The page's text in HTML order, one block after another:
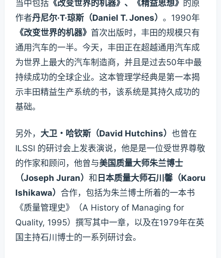
当中包括 《改变世界的机器》、《精益思想》 的原
作者丹尼尔·T·琼斯（Daniel T. Jones） 。1990年
《改变世界的机器》 首次出版时，丰田的规模只有
通用汽车的一半。今天，丰田正在超越通用汽车成
为世界上最大的汽车制造商，并且是过去50年中最
持续成功的全球企业。这本管理学经典是第一本揭
示丰田精益生产系统的书，该系统是其持久成功的
基础。
另外， 大卫・哈钦斯（David Hutchins） 也曾在
ILSSI 的研讨会上发表演说，他是是一位受世界尊敬
的作家和顾问，他曾与美国质量大师朱兰博士
（Joseph Juran） 和 日本质量大师石川馨（Kaoru
Ishikawa） 合作，包括为朱兰博士所着的一本书
《质量管理史》（A History of Managing for
Quality, 1995）撰写其中一章，以及在1979年在英
国主持石川博士的一系列研讨会。